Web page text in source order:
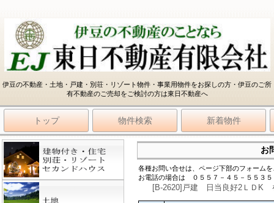
伊豆の不動産・土地・戸建・別荘・リゾート物件・事業用物件をお探しの方・伊豆のご所
有不動産のご売却をご検討の方は東日不動産へ
トップ 物件検索 新着物件
お
各種お問い合せは、ページ下部のフォーム
お電話の場合は ０５５７－４５－５５３
[B-2620]戸建 日当良好2ＬＤK